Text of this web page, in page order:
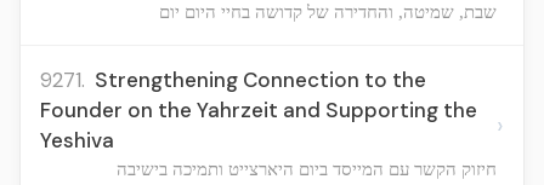
שבת, שמיטה, והחדירה של קדושה בחיי היום יום
9271. Strengthening Connection to the
Founder on the Yahrzeit and Supporting the
Yeshiva
חיזוק הקשר עם המייסד ביום היארצייט ותמיכה בישיבה
›